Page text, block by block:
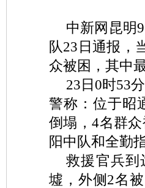
中新网昆明
队23日通报，
众被困，其中
23日0时53
警称：位于昭
倒塌，4名群
阳中队和全勤
救援官兵到
墟，外侧2名